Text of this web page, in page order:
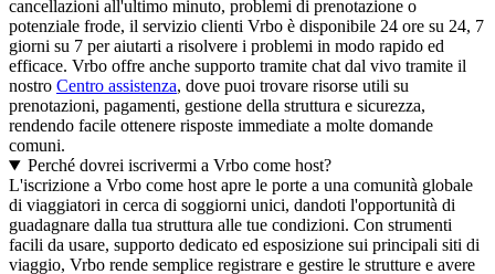
cancellazioni all'ultimo minuto, problemi di prenotazione o
potenziale frode, il servizio clienti Vrbo è disponibile 24 ore su 24, 7
giorni su 7 per aiutarti a risolvere i problemi in modo rapido ed
efficace. Vrbo offre anche supporto tramite chat dal vivo tramite il
nostro Centro assistenza, dove puoi trovare risorse utili su
prenotazioni, pagamenti, gestione della struttura e sicurezza,
rendendo facile ottenere risposte immediate a molte domande
comuni.
Perché dovrei iscrivermi a Vrbo come host?
L'iscrizione a Vrbo come host apre le porte a una comunità globale
di viaggiatori in cerca di soggiorni unici, dandoti l'opportunità di
guadagnare dalla tua struttura alle tue condizioni. Con strumenti
facili da usare, supporto dedicato ed esposizione sui principali siti di
viaggio, Vrbo rende semplice registrare e gestire le strutture e avere